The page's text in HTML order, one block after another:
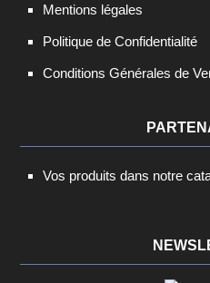
Mentions légales
Politique de Confidentialité
Conditions Générales de
Vos produits dans notre